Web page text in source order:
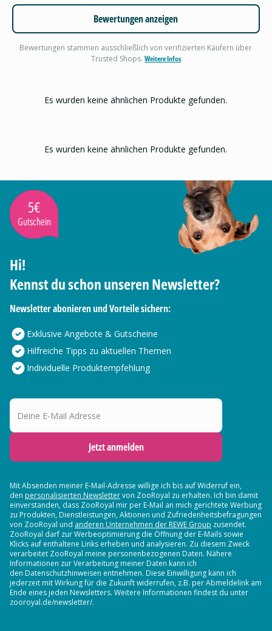
Bewertungen anzeigen
Bewertungen stammen ausschließlich von verifizierten Käufern über
Trusted Shops. Weitere Infos
Es wurden keine ähnlichen Produkte gefunden.
Es wurden keine ähnlichen Produkte gefunden.
5€
Gutschein
Hi!
Kennst du schon unseren Newsletter?
Newsletter abonieren und Vorteile sichern:
Exklusive Angebote & Gutscheine
Hilfreiche Tipps zu aktuellen Themen
Individuelle Produktempfehlung
Deine E-Mail Adresse
Jetzt anmelden
Mit Absenden meiner E-Mail-Adresse willige ich bis auf Widerruf ein,
den personalisierten Newslettervon ZooRoyal zu erhalten. Ich bin damit
einverstanden, dass ZooRoyal mir per E-Mail an mich gerichtete Werbung
zu Produkten, Dienstleistungen, Aktionen und Zufriedenheitsbefragungen
von ZooRoyal und anderen Unternehmen der REWE Group zusendet.
ZooRoyal darf zur Werbeoptimierung die Öffnung der E-Mails sowie
Klicks auf enthaltene Links erheben und analysieren. Zu diesem Zweck
verarbeitet ZooRoyal meine personenbezogenen Daten. Nähere
Informationen zur Verarbeitung meiner Daten kann ich
den Datenschutzhinweisen entnehmen. Diese Einwilligung kann ich
jederzeit mit Wirkung für die Zukunft widerrufen, z.B. per Abmeldelink am
Ende eines jeden Newsletters. Weitere Informationen findest du unter
zooroyal.de/newsletter/.